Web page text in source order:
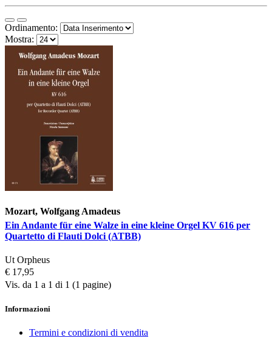
Ordinamento:
Mostra:
Mozart, Wolfgang Amadeus
Ein Andante für eine Walze in eine kleine Orgel KV 616 per
Quartetto di Flauti Dolci (ATBB)
Ut Orpheus
€ 17,95
Vis. da 1 a 1 di 1 (1 pagine)
Informazioni
Termini e condizioni di vendita